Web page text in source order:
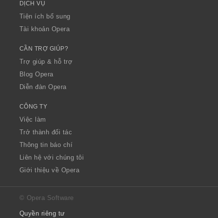
DỊCH VỤ
Tiện ích bổ sung
Tài khoản Opera
CẦN TRỢ GIÚP?
Trợ giúp & hỗ trợ
Blog Opera
Diễn đàn Opera
CÔNG TY
Việc làm
Trở thành đối tác
Thông tin báo chí
Liên hệ với chúng tôi
Giới thiệu về Opera
© Opera Software
Quyền riêng tư